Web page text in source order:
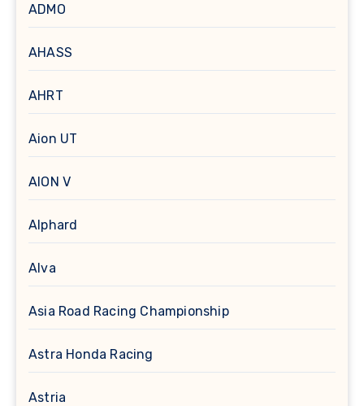
ADMO
AHASS
AHRT
Aion UT
AION V
Alphard
Alva
Asia Road Racing Championship
Astra Honda Racing
Astria